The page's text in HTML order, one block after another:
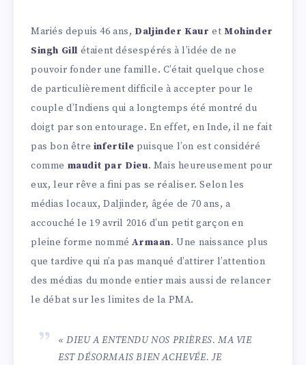
Mariés depuis 46 ans, Daljinder Kaur etMohinder
Singh Gill étaient désespérés à l’idée de ne
pouvoir fonder une famille. C’était quelque chose
de particulièrement difficile à accepter pour le
couple d’Indiens qui a longtemps été montré du
doigt par son entourage. En effet, en Inde, il ne fait
pas bon être infertile puisque l’on est considéré
comme maudit par Dieu. Mais heureusement pour
eux, leur rêve a fini pas se réaliser. Selon les
médias locaux, Daljinder, âgée de 70 ans, a
accouché le 19 avril 2016 d’un petit garçon en
pleine forme nommé Armaan. Une naissance plus
que tardive qui n’a pas manqué d’attirer l’attention
des médias du monde entier mais aussi de relancer
le débat sur les limites de la PMA.
«DIEU A ENTENDU NOS PRIÈRES. MA VIE
EST DÉSORMAIS BIEN ACHEVÉE. JE